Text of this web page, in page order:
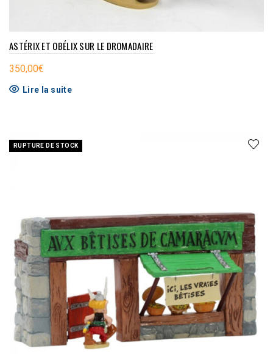
ASTÉRIX ET OBÉLIX SUR LE DROMADAIRE
350,00€
Lire la suite
RUPTURE DE STOCK